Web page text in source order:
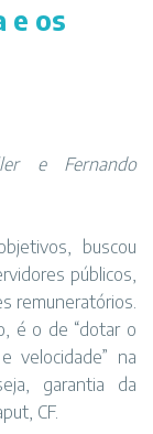
e os
e Fernando
buscou
públicos,
remuneratórios.
é o de “dotar o
velocidade” na
garantia da
CF.